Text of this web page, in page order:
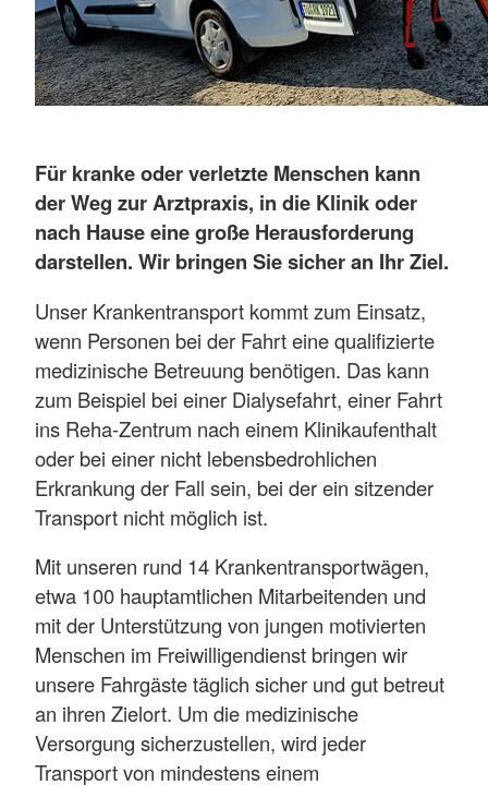
Für kranke oder verletzte Menschen kann
der Weg zur Arztpraxis, in die Klinik oder
nach Hause eine große Herausforderung
darstellen. Wir bringen Sie sicher an Ihr Ziel.
Unser Krankentransport kommt zum Einsatz,
wenn Personen bei der Fahrt eine qualifizierte
medizinische Betreuung benötigen. Das kann
zum Beispiel bei einer Dialysefahrt, einer Fahrt
ins Reha-Zentrum nach einem Klinikaufenthalt
oder bei einer nicht lebensbedrohlichen
Erkrankung der Fall sein, bei der ein sitzender
Transport nicht möglich ist.
Mit unseren rund 14 Krankentransportwägen,
etwa 100 hauptamtlichen Mitarbeitenden und
mit der Unterstützung von jungen motivierten
Menschen im Freiwilligendienst bringen wir
unsere Fahrgäste täglich sicher und gut betreut
an ihren Zielort. Um die medizinische
Versorgung sicherzustellen, wird jeder
Transport von mindestens einem